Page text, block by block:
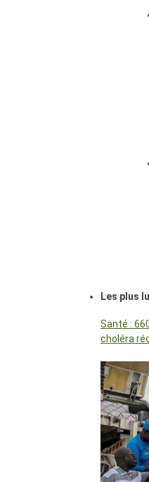
Les plus
Santé :
choléra